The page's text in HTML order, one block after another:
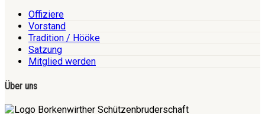
Offiziere
Vorstand
Tradition / Hööke
Satzung
Mitglied werden
Über uns